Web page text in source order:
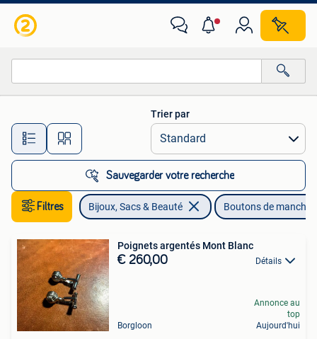
Toutes les distances…
Trier par
Sauvegarder votre recherche
Filtres Bijoux, Sacs & Beauté Boutons de
Poignets argentés Mont Blanc
€ 260,00 Détails
Borgloon
Annonce au
top
Aujourd'hui